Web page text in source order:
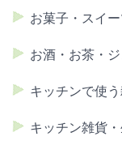
お菓子・スイ
お酒・お茶・ジ
キッチンで使
キッチン雑貨